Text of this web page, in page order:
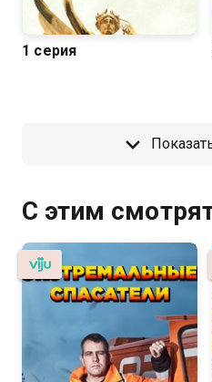
1 серия
С этим